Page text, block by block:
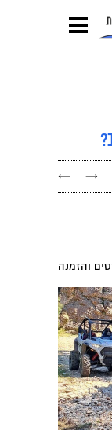
→
←
והזמנה